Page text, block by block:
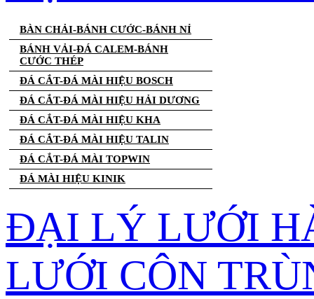
BÀN CHẢI-BÁNH CƯỚC-BÁNH NỈ
BÁNH VẢI-ĐÁ CALEM-BÁNH
CƯỚC THÉP
ĐÁ CẮT-ĐÁ MÀI HIỆU BOSCH
ĐÁ CẮT-ĐÁ MÀI HIỆU HẢI DƯƠNG
ĐÁ CẮT-ĐÁ MÀI HIỆU KHA
ĐÁ CẮT-ĐÁ MÀI HIỆU TALIN
ĐÁ CẮT-ĐÁ MÀI TOPWIN
ĐÁ MÀI HIỆU KINIK
ĐẠI LÝ LƯỚI
LƯỚI CÔN